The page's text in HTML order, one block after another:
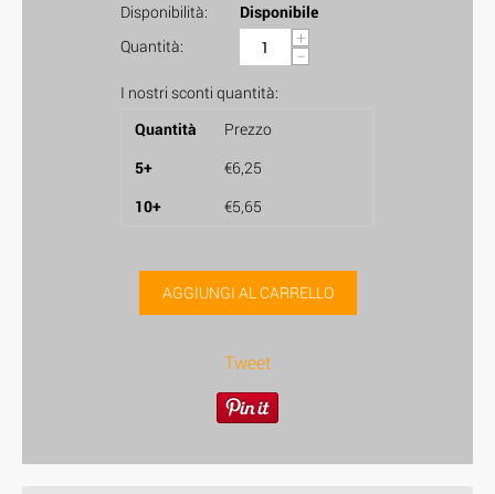
Disponibilità:
Disponibile
Quantità:
+
−
I nostri sconti quantità:
Quantità
Prezzo
5+
€6,25
10+
€5,65
AGGIUNGI AL CARRELLO
Tweet